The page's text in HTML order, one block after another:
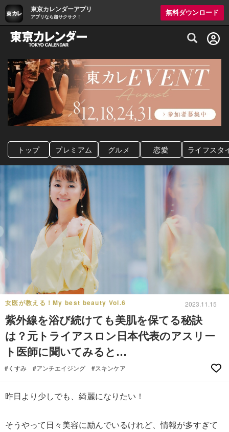
東京カレンダーアプリ
アプリなら超サクサク！
無料ダウンロード
グルメ情報・プレミアムレストラン予約
トップ プレミアム グルメ 恋愛 ライフスタ
女医が教える！My best beauty Vol.6 2023.11.15
紫外線を浴び続けても美肌を保てる秘訣
は？元トライアスロン日本代表のアスリー
ト医師に聞いてみると…
#くすみ #アンチエイジング #スキンケア
昨日より少しでも、綺麗になりたい！
そうやって日々美容に励んでいるけれど、情報が多すぎて